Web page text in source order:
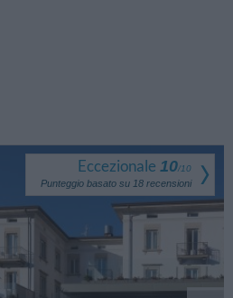
Eccezionale 10/10
Punteggio basato su 18 recensioni